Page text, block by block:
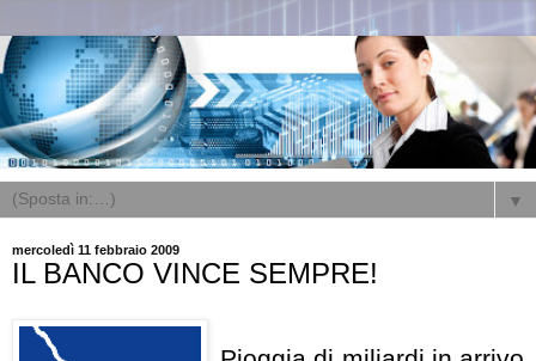
▼
mercoledì 11 febbraio 2009
IL BANCO VINCE SEMPRE!